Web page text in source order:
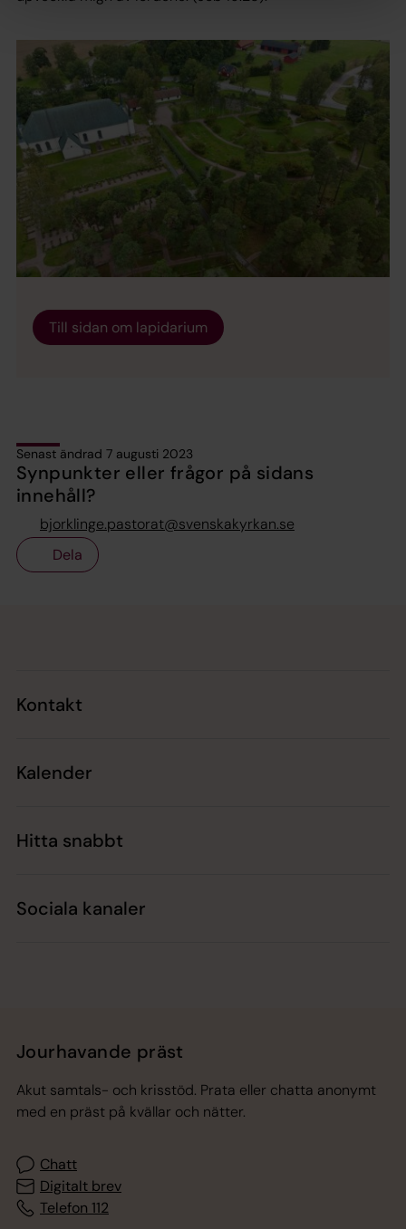
Till sidan om lapidarium
Senast ändrad 7 augusti 2023
Synpunkter eller frågor på sidans
innehåll?
bjorklinge.pastorat@svenskakyrkan.se
Dela
Kontakt
Kalender
Hitta snabbt
Sociala kanaler
Jourhavande präst
Akut samtals- och krisstöd. Prata eller chatta anonymt
med en präst på kvällar och nätter.
Chatt
Digitalt brev
Telefon 112